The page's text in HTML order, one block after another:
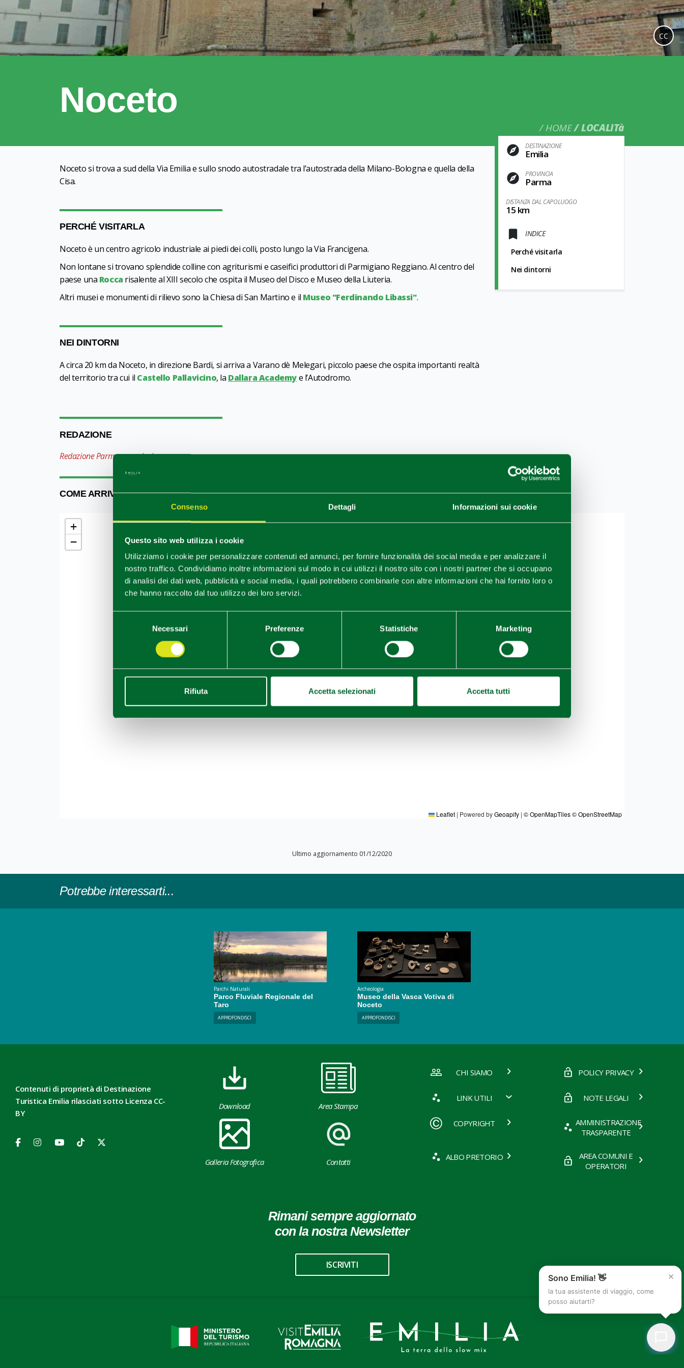
Consenso Dettagli Informazioni sui cookie
Questo sito web utilizza i cookie
Utilizziamo i cookie per personalizzare contenuti ed annunci, per fornire funzionalità dei social media e per analizzare il
nostro traffico. Condividiamo inoltre informazioni sul modo in cui utilizzi il nostro sito con i nostri partner che si occupano
di analisi dei dati web, pubblicità e social media, i quali potrebbero combinarle con altre informazioni che hai fornito loro o
che hanno raccolto dal tuo utilizzo dei loro servizi.
Necessari Preferenze Statistiche Marketing
Rifiuta Accetta selezionati Accetta tutti
Noceto
HOME LOCALITà
CC
DESTINAZIONE
Emilia
PROVINCIA
Parma
DISTANZA DAL CAPOLUOGO
15 km
INDICE
Perché visitarla
Nei dintorni
Noceto si trova a sud della Via Emilia e sullo snodo autostradale tra l’autostrada della Milano-Bologna e quella della
Cisa.
PERCHÉ VISITARLA
Noceto è un centro agricolo industriale ai piedi dei colli, posto lungo la Via Francigena.
Non lontane si trovano splendide colline con agriturismi e caseifici produttori di Parmigiano Reggiano. Al centro del
paese una Rocca risalente al XIII secolo che ospita il Museo del Disco e Museo della Liuteria.
Altri musei e monumenti di rilievo sono la Chiesa di San Martino e il Museo "Ferdinando Libassi".
NEI DINTORNI
A circa 20 km da Noceto, in direzione Bardi, si arriva a Varano dè Melegari, piccolo paese che ospita importanti realtà
del territorio tra cui il Castello Pallavicino, la Dallara Academye l’Autodromo.
REDAZIONE
Redazione Parma e provincia
COME ARRIVARE
+
−
Leaflet | Powered byGeoapify | © OpenMapTiles© OpenStreetMap
Ultimo aggiornamento 01/12/2020
Potrebbe interessarti...
Parchi Naturali
Parco Fluviale Regionale del
Taro
APPROFONDISCI
Archeologia
Museo della Vasca Votiva di
Noceto
APPROFONDISCI
Contenuti di proprietà di Destinazione
Turistica Emilia rilasciati sotto Licenza CC-
BY
Download Area Stampa
Galleria Fotografica Contatti
CHI SIAMO POLICY PRIVACY
LINK UTILI NOTE LEGALI
COPYRIGHT
AMMINISTRAZIONE
TRASPARENTE
ALBO PRETORIO
AREA COMUNI E
OPERATORI
Rimani sempre aggiornato
con la nostra Newsletter
ISCRIVITI
×
Sono Emilia! 👋
la tua assistente di viaggio, come
posso aiutarti?